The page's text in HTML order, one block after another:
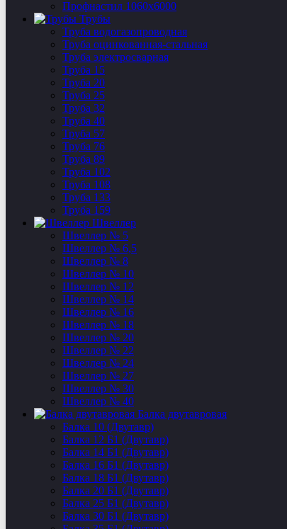
Профнастил 1060х6000
Трубы
Труба водогазопроводная
Труба оцинкованная-стальная
Труба электросварная
Труба 15
Труба 20
Труба 25
Труба 32
Труба 40
Труба 57
Труба 76
Труба 89
Труба 102
Труба 108
Труба 133
Труба 159
Швеллер
Швеллер № 5
Швеллер № 6,5
Швеллер № 8
Швеллер № 10
Швеллер № 12
Швеллер № 14
Швеллер № 16
Швеллер № 18
Швеллер № 20
Швеллер № 22
Швеллер № 24
Швеллер № 27
Швеллер № 30
Швеллер № 40
Балка двутавровая
Балка 10 (Двутавр)
Балка 12 Б1 (Двутавр)
Балка 14 Б1 (Двутавр)
Балка 16 Б1 (Двутавр)
Балка 18 Б1 (Двутавр)
Балка 20 Б1 (Двутавр)
Балка 25 Б1 (Двутавр)
Балка 30 Б1 (Двутавр)